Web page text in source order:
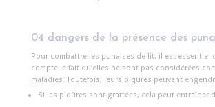
04 dangers de la présence des
Pour combattre les punaises de lit, il est essentiel
compte le fait qu’elles ne sont pas considérées
maladies. Toutefois, leurs piqûres peuvent
Si les piqûres sont grattées, cela peut entraîner